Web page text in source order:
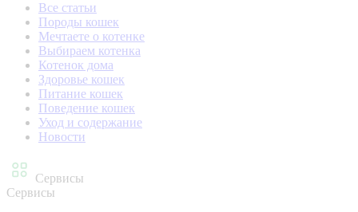
Все статьи
Породы кошек
Мечтаете о котенке
Выбираем котенка
Котенок дома
Здоровье кошек
Питание кошек
Поведение кошек
Уход и содержание
Новости
Сервисы
Сервисы